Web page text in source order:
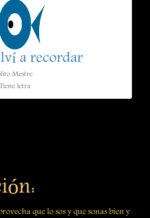
a recordar
Mestre
Tiene letra
que lo sos y que sonas bien y